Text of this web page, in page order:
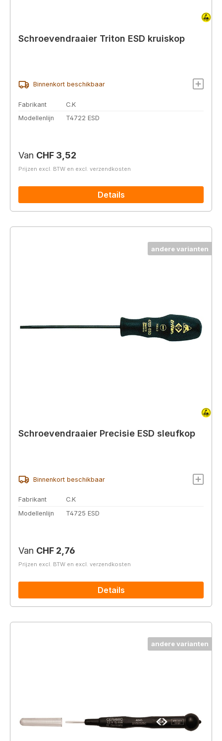
Schroevendraaier Triton ESD kruiskop
Binnenkort beschikbaar
Fabrikant
C.K
Modellenlijn
T4722 ESD
Normale prijs:
Van CHF 3,52
Prijzen excl. BTW en excl. verzendkosten
Details
andere varianten
Schroevendraaier Precisie ESD sleufkop
Binnenkort beschikbaar
Fabrikant
C.K
Modellenlijn
T4725 ESD
Normale prijs:
Van CHF 2,76
Prijzen excl. BTW en excl. verzendkosten
Details
andere varianten